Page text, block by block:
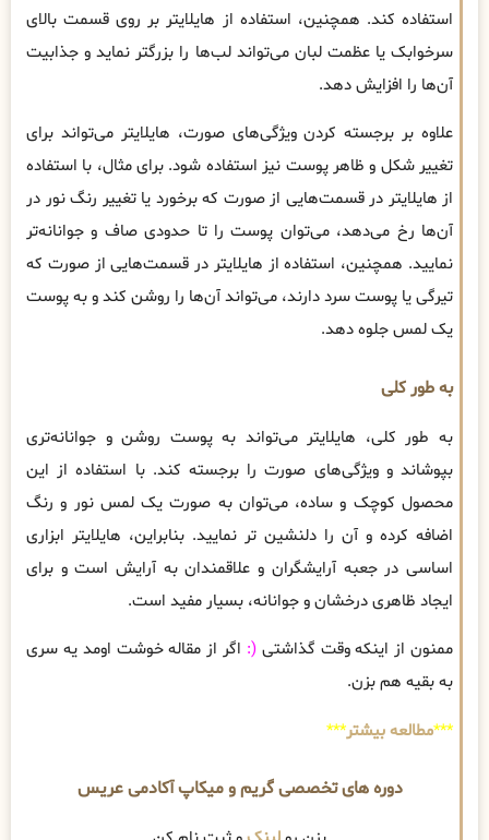
استفاده کند. همچنین، استفاده از هایلایتر بر روی قسمت بالای
سرخوابک یا عظمت لبان می‌تواند لب‌ها را بزرگتر نماید و جذابیت
آن‌ها را افزایش دهد.
علاوه بر برجسته کردن ویژگی‌های صورت، هایلایتر می‌تواند برای
تغییر شکل و ظاهر پوست نیز استفاده شود. برای مثال، با استفاده
از هایلایتر در قسمت‌هایی از صورت که برخورد یا تغییر رنگ نور در
آن‌ها رخ می‌دهد، می‌توان پوست را تا حدودی صاف و جوانانه‌تر
نمایید. همچنین، استفاده از هایلایتر در قسمت‌هایی از صورت که
تیرگی یا پوست سرد دارند، می‌تواند آن‌ها را روشن کند و به پوست
یک لمس جلوه دهد.
به طور کلی
به طور کلی، هایلایتر می‌تواند به پوست روشن و جوانانه‌تری
بپوشاند و ویژگی‌های صورت را برجسته کند. با استفاده از این
محصول کوچک و ساده، می‌توان به صورت یک لمس نور و رنگ
اضافه کرده و آن را دلنشین تر نمایید. بنابراین، هایلایتر ابزاری
اساسی در جعبه آرایشگران و علاقمندان به آرایش است و برای
ایجاد ظاهری درخشان و جوانانه، بسیار مفید است.
ممنون از اینکه وقت گذاشتی(: اگر از مقاله خوشت اومد یه سری
به بقیه هم بزن.
***مطالعه بیشتر***
دوره های تخصصی گریم و میکاپ آکادمی عریس